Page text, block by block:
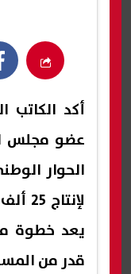
أكد
عضو مجلس
الحوار
يعد خطوة
قدر من